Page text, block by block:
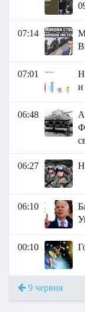
07:14
07:01
и
06:48
06:27
06:10
00:10
9 червня